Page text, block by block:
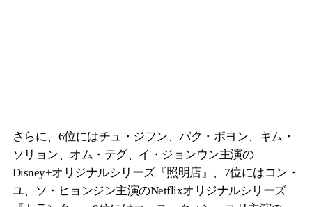
さらに、6位にはチュ・ジフン、パク・ボヨン、キム・
ソリョン、オム・テグ、イ・ジョンウン主演の
Disney+オリジナルシリーズ『照明店』、7位にはコン・
ユ、ソ・ヒョンジン主演のNetflixオリジナルシリーズ